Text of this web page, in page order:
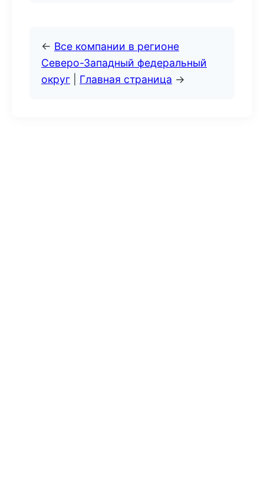
← Все компании в регионе
Северо-Западный федеральный
округ
Главная страница →